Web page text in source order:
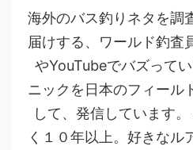
海外のバス釣りネタを調
届けする、ワールド釣査
やYouTubeでバズって
ニックを日本のフィール
して、発信しています
く１０年以上。好きなル